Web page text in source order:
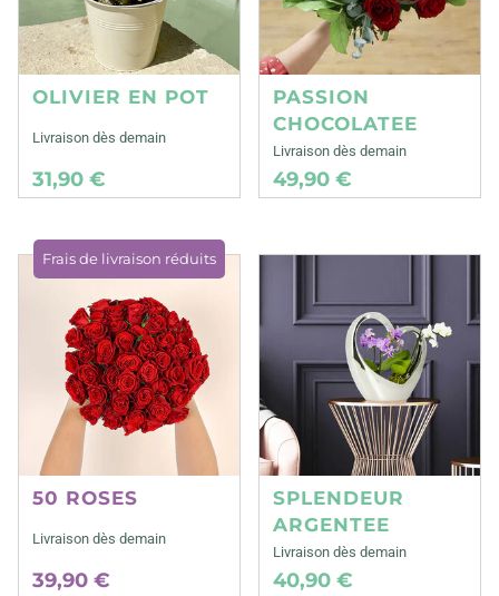
OLIVIER EN POT
Livraison dès demain
31,90 €
PASSION
CHOCOLATEE
Livraison dès demain
49,90 €
Frais de livraison réduits
50 ROSES
Livraison dès demain
39,90 €
SPLENDEUR
ARGENTEE
Livraison dès demain
40,90 €